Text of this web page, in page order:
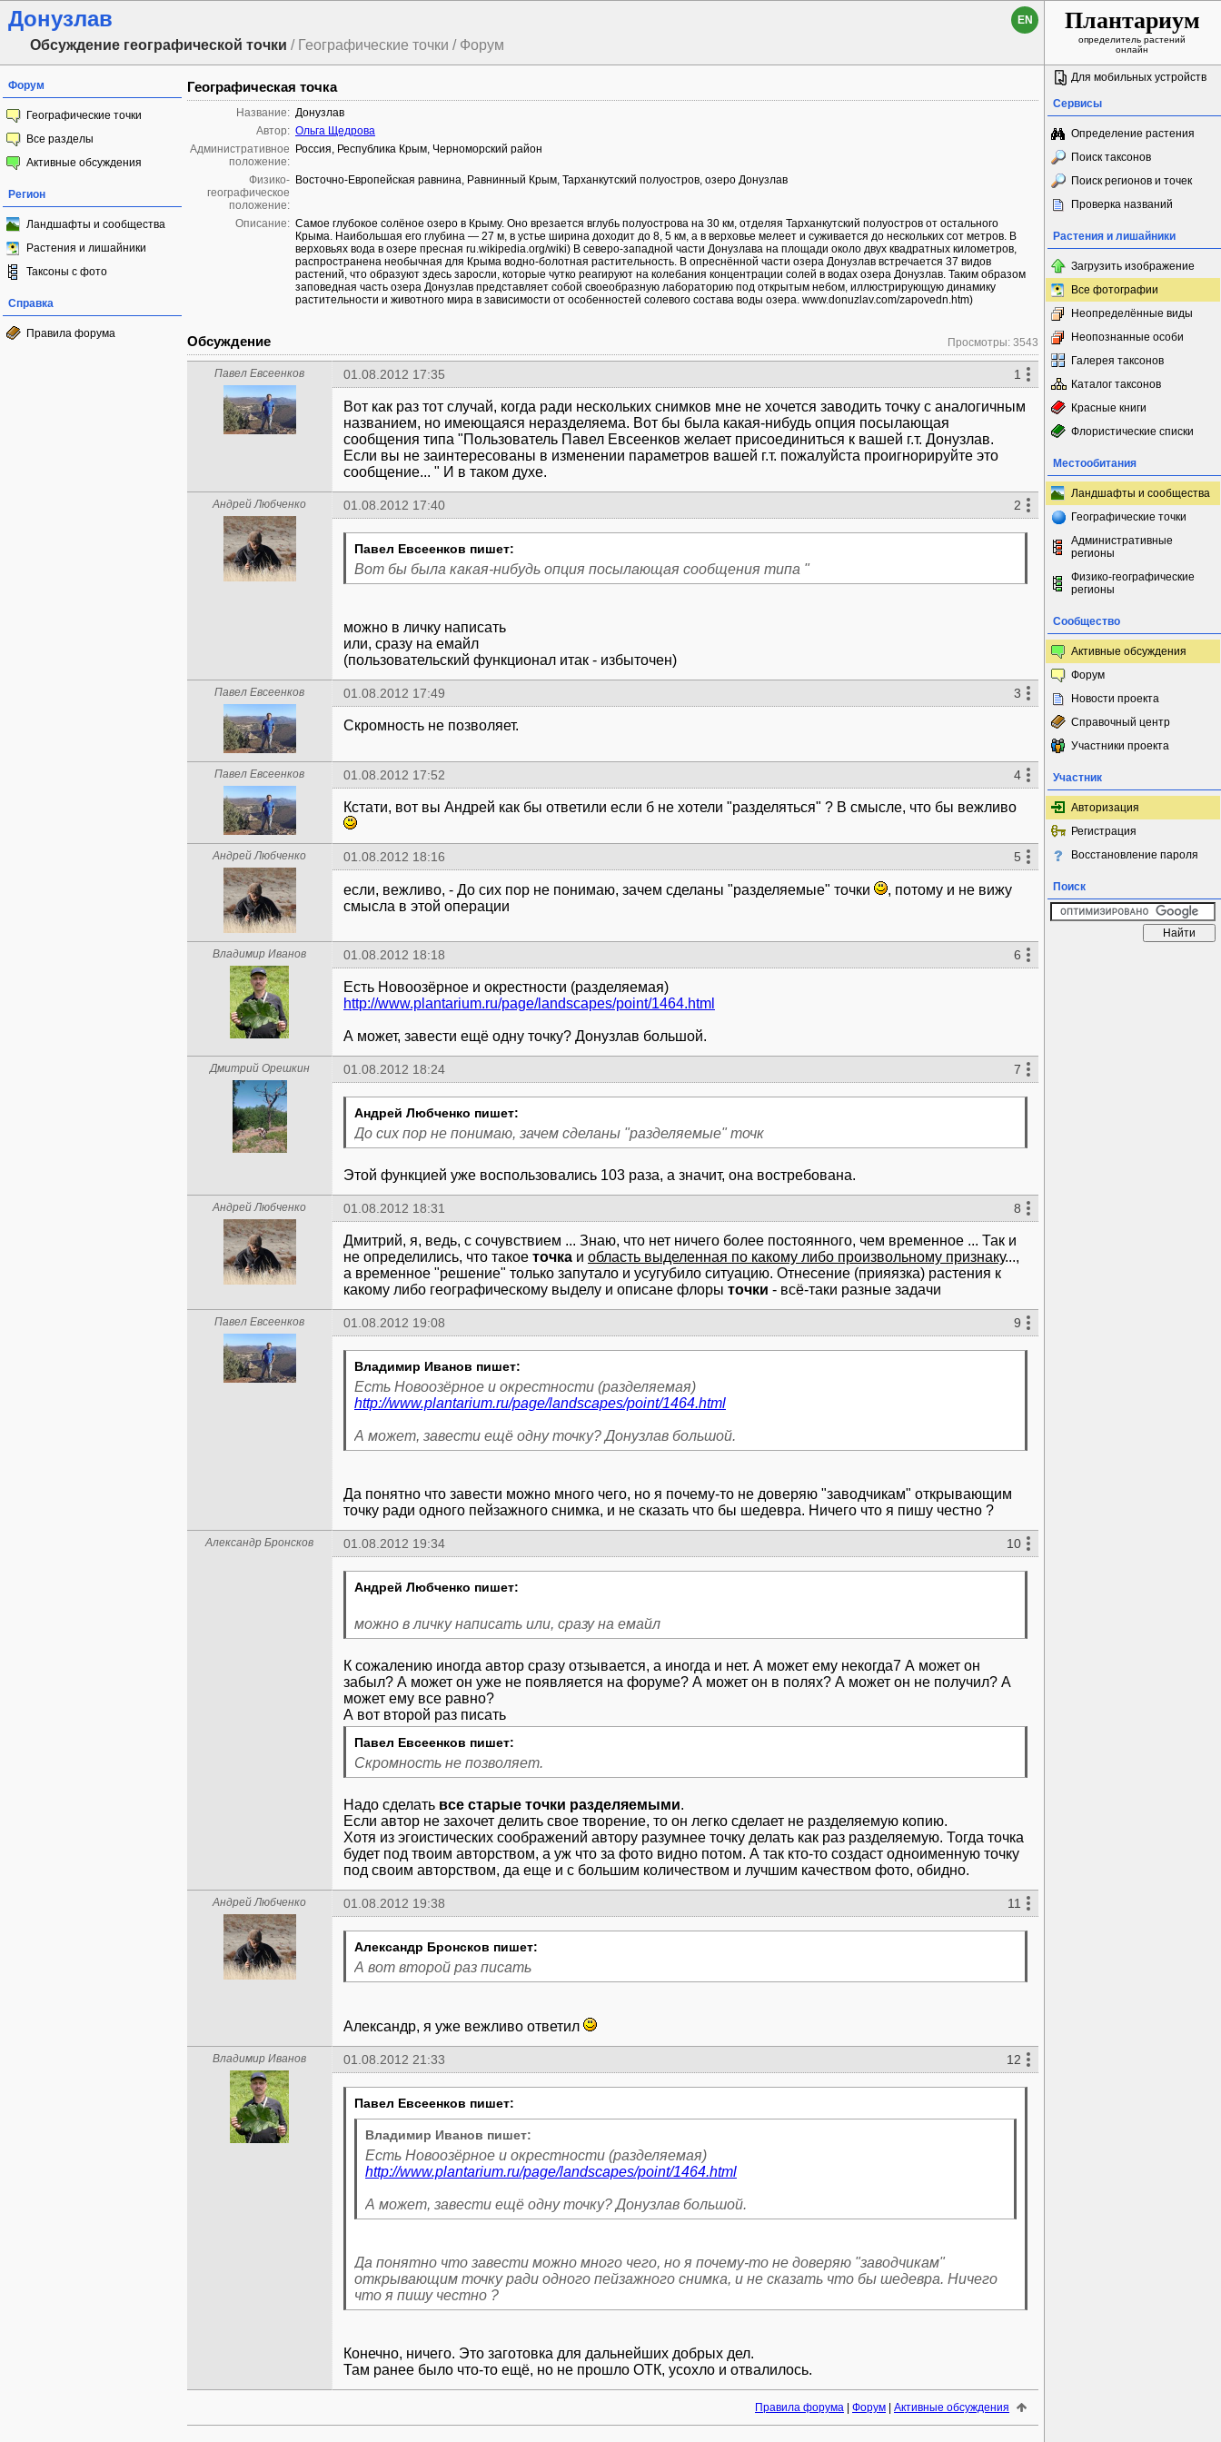
Донузлав
Обсуждение географической точки / Географические точки / Форум
EN Плантариум
определитель растений
онлайн
Форум
Географические точки
Все разделы
Активные обсуждения
Регион
Ландшафты и сообщества
Растения и лишайники
Таксоны с фото
Справка
Правила форума
Географическая точка
Название: Донузлав
Автор: Ольга Щедрова
Административное
положение:
Россия, Республика Крым, Черноморский район
Физико-
географическое
положение:
Восточно-Европейская равнина, Равнинный Крым, Тарханкутский полуостров, озеро Донузлав
Описание: Самое глубокое солёное озеро в Крыму. Оно врезается вглубь полуострова на 30 км, отделяя Тарханкутский полуостров от остального
Крыма. Наибольшая его глубина — 27 м, в устье ширина доходит до 8, 5 км, а в верховье мелеет и суживается до нескольких сот метров. В
верховьях вода в озере пресная ru.wikipedia.org/wiki) В северо-западной части Донузлава на площади около двух квадратных километров,
распространена необычная для Крыма водно-болотная растительность. В опреснённой части озера Донузлав встречается 37 видов
растений, что образуют здесь заросли, которые чутко реагируют на колебания концентрации солей в водах озера Донузлав. Таким образом
заповедная часть озера Донузлав представляет собой своеобразную лабораторию под открытым небом, иллюстрирующую динамику
растительности и животного мира в зависимости от особенностей солевого состава воды озера. www.donuzlav.com/zapovedn.htm)
Просмотры: 3543
Обсуждение
Павел Евсеенков 01.08.2012 17:35 1
Вот как раз тот случай, когда ради нескольких снимков мне не хочется заводить точку с аналогичным
названием, но имеющаяся неразделяема. Вот бы была какая-нибудь опция посылающая
сообщения типа "Пользователь Павел Евсеенков желает присоединиться к вашей г.т. Донузлав.
Если вы не заинтересованы в изменении параметров вашей г.т. пожалуйста проигнорируйте это
сообщение... " И в таком духе.
Андрей Любченко 01.08.2012 17:40 2
Павел Евсеенков пишет:
Вот бы была какая-нибудь опция посылающая сообщения типа "
можно в личку написать
или, сразу на емайл
(пользовательский функционал итак - избыточен)
Павел Евсеенков 01.08.2012 17:49 3
Скромность не позволяет.
Павел Евсеенков 01.08.2012 17:52 4
Кстати, вот вы Андрей как бы ответили если б не хотели "разделяться" ? В смысле, что бы вежливо
Андрей Любченко 01.08.2012 18:16 5
если, вежливо, - До сих пор не понимаю, зачем сделаны "разделяемые" точки
, потому и не вижу
смысла в этой операции
Владимир Иванов 01.08.2012 18:18 6
http://www.plantarium.ru/page/landscapes/point/1464.html
А может, завести ещё одну точку? Донузлав большой.
Дмитрий Орешкин 01.08.2012 18:24 7
Андрей Любченко пишет:
До сих пор не понимаю, зачем сделаны "разделяемые" точк
Этой функцией уже воспользовались 103 раза, а значит, она востребована.
Андрей Любченко 01.08.2012 18:31 8
Дмитрий, я, ведь, с сочувствием ... Знаю, что нет ничего более постоянного, чем временное ... Так и
не определились, что такое точка и область выделенная по какому либо произвольному признаку...,
а временное "решение" только запутало и усугубило ситуацию. Отнесение (прияязка) растения к
какому либо географическому выделу и описане флоры точки - всё-таки разные задачи
Павел Евсеенков 01.08.2012 19:08 9
Владимир Иванов пишет:
http://www.plantarium.ru/page/landscapes/point/1464.html
А может, завести ещё одну точку? Донузлав большой.
Да понятно что завести можно много чего, но я почему-то не доверяю "заводчикам" открывающим
точку ради одного пейзажного снимка, и не сказать что бы шедевра. Ничего что я пишу честно ?
Александр Бронсков 01.08.2012 19:34 10
Андрей Любченко пишет:
можно в личку написать или, сразу на емайл
К сожалению иногда автор сразу отзывается, а иногда и нет. А может ему некогда7 А может он
забыл? А может он уже не появляется на форуме? А может он в полях? А может он не получил? А
может ему все равно?
А вот второй раз писать
Павел Евсеенков пишет:
Скромность не позволяет.
Надо сделать все старые точки разделяемыми.
Если автор не захочет делить свое творение, то он легко сделает не разделяемую копию.
Хотя из эгоистических соображений автору разумнее точку делать как раз разделяемую. Тогда точка
будет под твоим авторством, а уж что за фото видно потом. А так кто-то создаст одноименную точку
под своим авторством, да еще и с большим количеством и лучшим качеством фото, обидно.
Андрей Любченко 01.08.2012 19:38 11
Александр Бронсков пишет:
А вот второй раз писать
Александр, я уже вежливо ответил
Владимир Иванов 01.08.2012 21:33 12
Павел Евсеенков пишет:
Владимир Иванов пишет:
http://www.plantarium.ru/page/landscapes/point/1464.html
А может, завести ещё одну точку? Донузлав большой.
Да понятно что завести можно много чего, но я почему-то не доверяю "заводчикам"
открывающим точку ради одного пейзажного снимка, и не сказать что бы шедевра. Ничего
что я пишу честно ?
Конечно, ничего. Это заготовка для дальнейших добрых дел.
Там ранее было что-то ещё, но не прошло ОТК, усохло и отвалилось.
Правила форума Форум Активные обсуждения
Для мобильных устройств
Сервисы
Определение растения
Поиск таксонов
Поиск регионов и точек
Проверка названий
Растения и лишайники
Загрузить изображение
Все фотографии
Неопределённые виды
Неопознанные особи
Галерея таксонов
Каталог таксонов
Красные книги
Флористические списки
Местообитания
Ландшафты и сообщества
Географические точки
Административные
регионы
Физико-географические
регионы
Сообщество
Активные обсуждения
Форум
Новости проекта
Справочный центр
Участники проекта
Участник
Авторизация
Регистрация
Восстановление пароля
Поиск